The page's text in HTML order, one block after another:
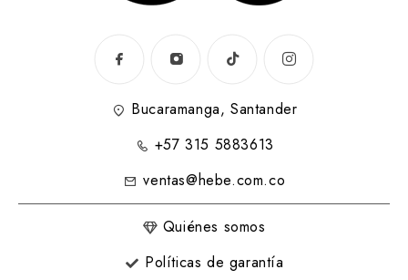
Bucaramanga, Santander
+57 315 5883613
ventas@hebe.com.co
Quiénes somos
Políticas de garantía